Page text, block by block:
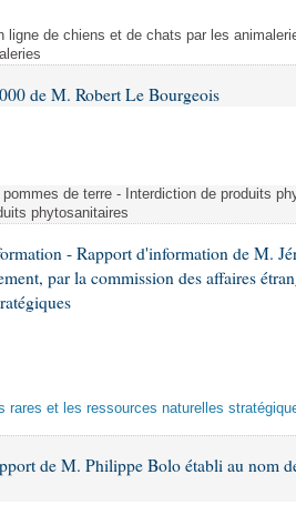
des lois
des lois
publics
ligne de chiens et de chats par les
de M. Robert Le Bourgeois
de terre - Interdiction de produits
phytosanitaires
- Rapport d'information de M.
par la commission des affaires
rares et les ressources naturelles
de M. Philippe Bolo établi au nom